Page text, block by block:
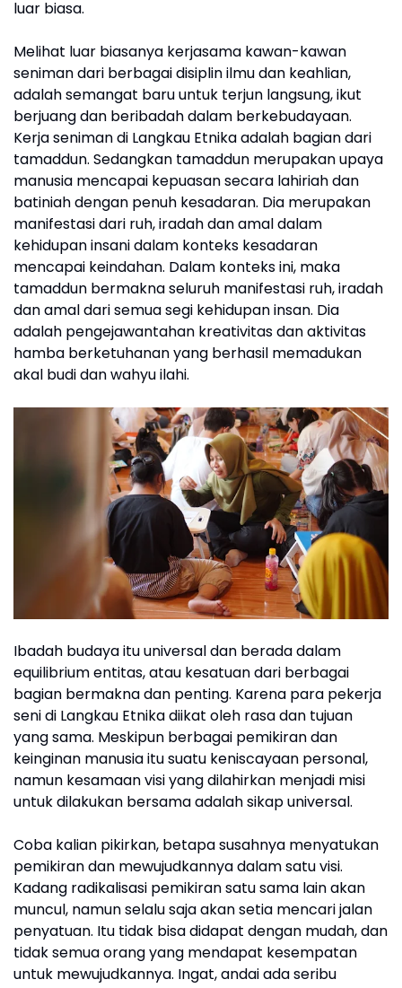
luar biasa.
Melihat luar biasanya kerjasama kawan-kawan
seniman dari berbagai disiplin ilmu dan keahlian,
adalah semangat baru untuk terjun langsung, ikut
berjuang dan beribadah dalam berkebudayaan.
Kerja seniman di Langkau Etnika adalah bagian dari
tamaddun. Sedangkan tamaddun merupakan upaya
manusia mencapai kepuasan secara lahiriah dan
batiniah dengan penuh kesadaran. Dia merupakan
manifestasi dari ruh, iradah dan amal dalam
kehidupan insani dalam konteks kesadaran
mencapai keindahan. Dalam konteks ini, maka
tamaddun bermakna seluruh manifestasi ruh, iradah
dan amal dari semua segi kehidupan insan. Dia
adalah pengejawantahan kreativitas dan aktivitas
hamba berketuhanan yang berhasil memadukan
akal budi dan wahyu ilahi.
Ibadah budaya itu universal dan berada dalam
equilibrium entitas, atau kesatuan dari berbagai
bagian bermakna dan penting. Karena para pekerja
seni di Langkau Etnika diikat oleh rasa dan tujuan
yang sama. Meskipun berbagai pemikiran dan
keinginan manusia itu suatu keniscayaan personal,
namun kesamaan visi yang dilahirkan menjadi misi
untuk dilakukan bersama adalah sikap universal.
Coba kalian pikirkan, betapa susahnya menyatukan
pemikiran dan mewujudkannya dalam satu visi.
Kadang radikalisasi pemikiran satu sama lain akan
muncul, namun selalu saja akan setia mencari jalan
penyatuan. Itu tidak bisa didapat dengan mudah, dan
tidak semua orang yang mendapat kesempatan
untuk mewujudkannya. Ingat, andai ada seribu